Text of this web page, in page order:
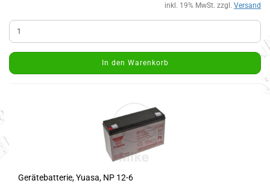
inkl. 19% MwSt. zzgl. Versand
In den Warenkorb
Gerätebatterie, Yuasa, NP 12-6